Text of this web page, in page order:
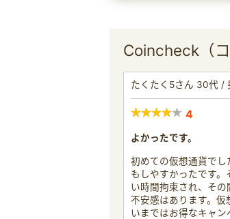
Coincheck（
たくたく5さん 30代 /
4
よかったです。
初めての仮想通貨で
もしやすかったです
い時間拘束され、そ
不安感はあります。仮
いまではお得なキャン